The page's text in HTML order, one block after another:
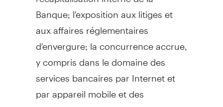
Banque; l'exposition aux litiges et
aux affaires réglementaires
d'envergure; la concurrence accrue,
y compris dans le domaine des
services bancaires par Internet et
par appareil mobile et des